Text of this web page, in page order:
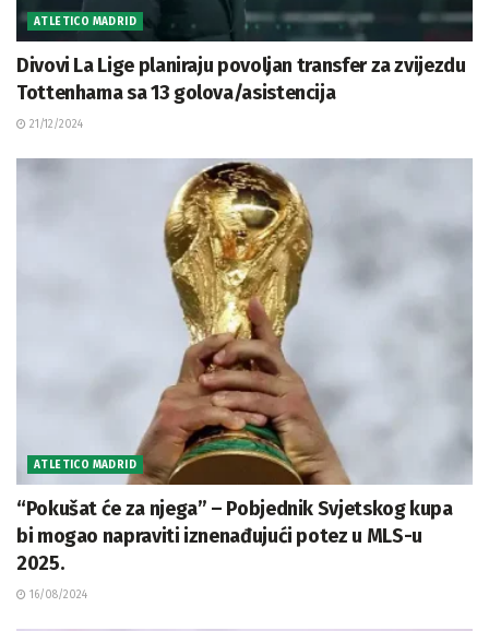
ATLETICO MADRID
Divovi La Lige planiraju povoljan transfer za zvijezdu
Tottenhama sa 13 golova/asistencija
21/12/2024
ATLETICO MADRID
“Pokušat će za njega” – Pobjednik Svjetskog kupa
bi mogao napraviti iznenađujući potez u MLS-u
2025.
16/08/2024